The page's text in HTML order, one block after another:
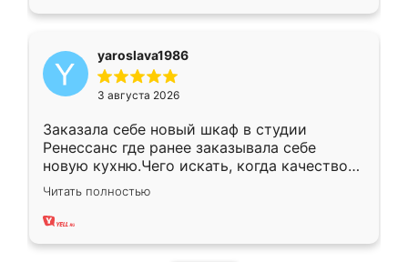
yaroslava1986
3 августа 2026
Заказала себе новый шкаф в студии
Ренессанс где ранее заказывала себе
новую кухню.Чего искать, когда качеством
вполне довольна. Служит кухня уже почти
два года, нареканий нет.
Читать полностью